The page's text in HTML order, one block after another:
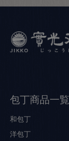
包丁商品一覧
和包丁
洋包丁